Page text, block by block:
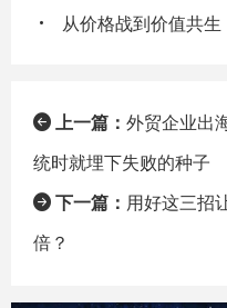
从价格战到价值共生，企
上一篇： 外贸企业出
统时就埋下失败的种子
下一篇： 用好这三招
倍？